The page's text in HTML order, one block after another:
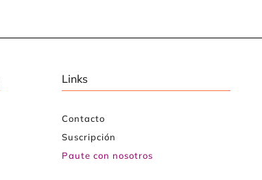
Links
Contacto
Suscripción
Paute con nosotros